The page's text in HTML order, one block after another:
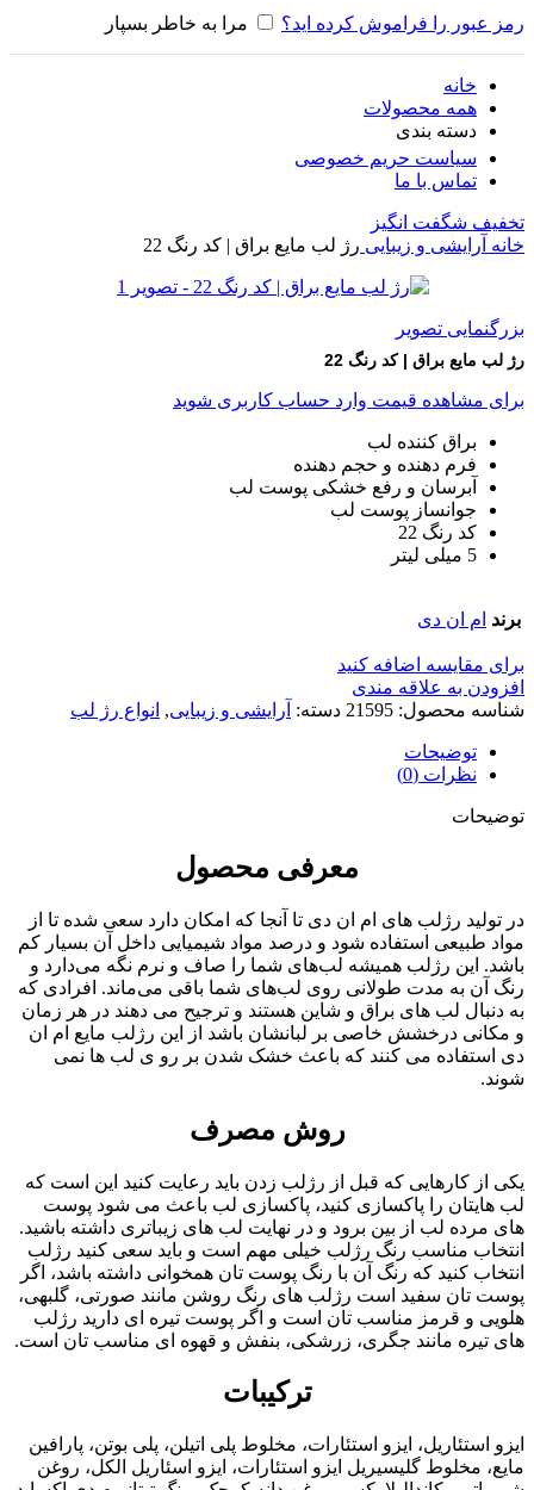
رمز عبور را فراموش کرده اید؟ مرا به خاطر بسپار
خانه
همه محصولات
دسته بندی
سیاست حریم خصوصی
تماس با ما
تخفیف شگفت انگیز
خانه آرایشی و زیبایی رژ لب مایع براق | کد رنگ 22
بزرگنمایی تصویر
رژ لب مایع براق | کد رنگ 22
برای مشاهده قیمت وارد حساب کاربری شوید
براق کننده لب
فرم دهنده و حجم دهنده
آبرسان و رفع خشکی پوست لب
جوانساز پوست لب
کد رنگ 22
5 میلی لیتر
برند ام ان دی
برای مقایسه اضافه کنید
افزودن به علاقه مندی
شناسه محصول: 21595 دسته: آرایشی و زیبایی, انواع رژ لب
توضیحات
نظرات (0)
توضیحات
معرفی محصول
در تولید رژلب های ام ان دی تا آنجا که امکان دارد سعی شده تا از
مواد طبیعی استفاده شود و درصد مواد شیمیایی داخل آن بسیار کم
باشد. این رژلب همیشه لب‌های شما را صاف و نرم نگه می‌دارد و
رنگ آن به مدت طولانی روی لب‌های شما باقی می‌ماند. افرادی که
به دنبال لب های براق و شاین هستند و ترجیح می دهند در هر زمان
و مکانی درخشش خاصی بر لبانشان باشد از این رژلب مایع ام ان
دی استفاده می کنند که باعث خشک شدن بر رو ی لب ها نمی
شوند.
روش مصرف
یکی از کارهایی که قبل از رژلب زدن باید رعایت کنید این است که
لب هایتان را پاکسازی کنید، پاکسازی لب باعث می شود پوست
های مرده لب از بین برود و در نهایت لب های زیباتری داشته باشید.
انتخاب مناسب رنگ رژلب خیلی مهم است و باید سعی کنید رژلب
انتخاب کنید که رنگ آن با رنگ پوست تان همخوانی داشته باشد، اگر
پوست تان سفید است رژلب های رنگ روشن مانند صورتی، گلبهی،
هلویی و قرمز مناسب تان است و اگر پوست تیره ای دارید رژلب
های تیره مانند جگری، زرشکی، بنفش و قهوه ای مناسب تان است.
ترکیبات
ایزو استئاریل، ایزو استئارات، مخلوط پلی اتیلن، پلی بوتن، پارافین
مایع، مخلوط گلیسیریل ایزو استئارات، ایزو اسئاریل الکل، روغن